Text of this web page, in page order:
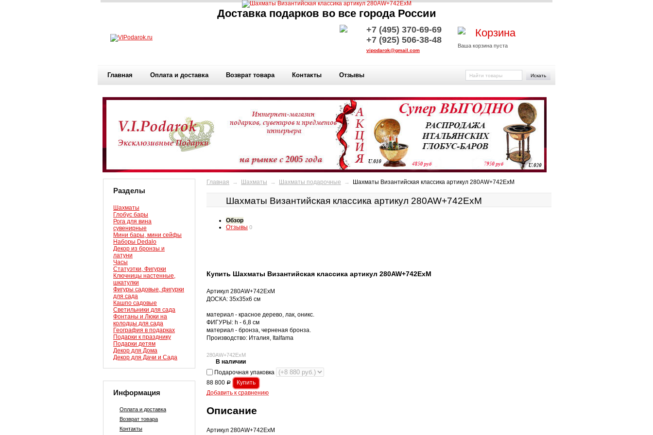
Доставка подарков во все города России
+7 (495) 370-69-69
+7 (925) 506-38-48
vipodarok@gmail.com
Корзина
Ваша корзина пуста
Главная Оплата и доставка Возврат товара Контакты Отзывы Искать
Разделы
Шахматы
Глобус бары
Рога для вина
сувенирные
Мини бары, мини сейфы
Наборы Dedalo
Декор из бронзы и
латуни
Часы
Статуэтки, Фигурки
Ключницы настенные,
шкатулки
Фигуры садовые, фигурки
для сада
Кашпо садовые
Светильники для сада
Фонтаны и Люки на
колодцы для сада
География в подарках
Подарки к празднику
Подарки детям
Декор для Дома
Декор для Дачи и Сада
Информация
Оплата и доставка
Возврат товара
Контакты
Главная → Шахматы → Шахматы подарочные → Шахматы Византийская классика артикул 280AW+742ExM
Шахматы Византийская классика артикул 280AW+742ExM
Обзор
Отзывы 0
Купить Шахматы Византийская классика артикул 280AW+742ExM
Артикул 280AW+742ExM
ДОСКА: 35х35х6 см
материал - красное дерево, лак, оникс.
ФИГУРЫ: h - 6,8 см
материал - бронза, черненая бронза.
Производство: Италия, Italfama
280AW+742ExM
В наличии
Подарочная упаковка
88 800 Р
Добавить к сравнению
Описание
Артикул 280AW+742ExM